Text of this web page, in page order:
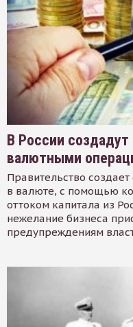
В России создадут
валютными
Правительство
в валюте, с помощью
оттоком капитала из
нежелание бизнеса
предупреждениям